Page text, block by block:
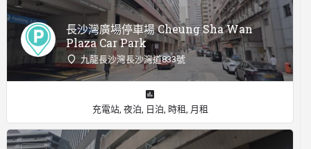
長沙灣廣場停車場 Cheung Sha Wan
Plaza Car Park
九龍長沙灣長沙灣道833號
充電站, 夜泊, 日泊, 時租, 月租